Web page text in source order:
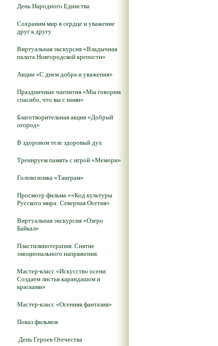
День Народного Единства
Сохраним мир в сердце и уважение
друг к другу
Виртуальная экскурсия «Владычная
палата Новгородской крепости»
Акции «С днем добра и уважения»
Праздничные чаепития «Мы говорим
спасибо, что вы с нами»
Благотворительная акция «Добрый
огород»
В здоровом теле здоровый дух
Тренируем память с игрой «Мемори»
Головоломка «Танграм»
Просмотр фильма ««Код культуры
Русского мира: Северная Осетия»
Виртуальная экскурсия «Озеро
Байкал»
Пластилинотерапия. Снятие
эмоционального напряжения.
Мастер-класс «Искусство осени:
Создаем листья карандашом и
красками»
Мастер-класс «Осенняя фантазия»
Показ фильмов
День Героев Отечества